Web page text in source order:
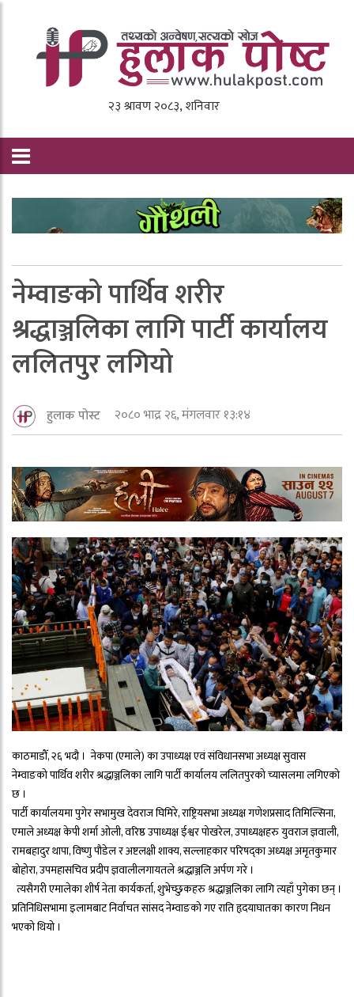
नेम्वाङको पार्थिव शरीर
श्रद्धाञ्जलिका लागि पार्टी कार्यालय
ललितपुर लगियो
हुलाक पोस्ट २०८० भाद्र २६, मंगलवार १३:१४
काठमाडौँ, २६ भदौ । नेकपा (एमाले) का उपाध्यक्ष एवं संविधानसभा अध्यक्ष सुवास
नेम्वाङको पार्थिव शरीर श्रद्धाञ्जलिका लागि पार्टी कार्यालय ललितपुरको च्यासलमा लगिएको
छ ।
पार्टी कार्यालयमा पुगेर सभामुख देवराज घिमिरे, राष्ट्रियसभा अध्यक्ष गणेशप्रसाद तिमिल्सिना,
एमाले अध्यक्ष केपी शर्मा ओली, वरिष्ठ उपाध्यक्ष ईश्वर पोखरेल, उपाध्यक्षहरु युवराज ज्ञवाली,
रामबहादुर थापा, विष्णु पौडेल र अष्टलक्षी शाक्य, सल्लाहकार परिषद्का अध्यक्ष अमृतकुमार
बोहोरा, उपमहासचिव प्रदीप ज्ञवालीलगायतले श्रद्धाञ्जलि अर्पण गरे ।
त्यसैगरी एमालेका शीर्ष नेता कार्यकर्ता, शुभेच्छुकहरु श्रद्धाञ्जलिका लागि त्यहाँ पुगेका छन् ।
प्रतिनिधिसभामा इलामबाट निर्वाचत सांसद नेम्वाङको गए राति हृदयाघातका कारण निधन
भएको थियो ।